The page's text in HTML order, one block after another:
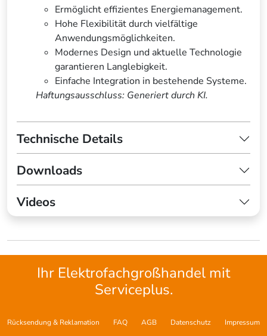
Ermöglicht effizientes Energiemanagement.
Hohe Flexibilität durch vielfältige
Anwendungsmöglichkeiten.
Modernes Design und aktuelle Technologie
garantieren Langlebigkeit.
Einfache Integration in bestehende Systeme.
Haftungsausschluss: Generiert durch KI.
Technische Details
Downloads
Videos
Ihr Elektrofachgroßhandel mit
Serviceplus.
Rücksendung & Reklamation FAQ AGB Datenschutz Impressum